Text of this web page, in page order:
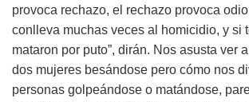
provoca rechazo, el rechazo provoca
conlleva muchas veces al homicidio, y si
mataron por puto”, dirán. Nos asusta ver
dos mujeres besándose pero cómo nos
personas golpeándose o matándose,